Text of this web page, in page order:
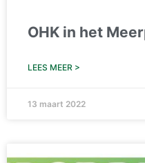
OHK in het
LEES MEER >
13 maart 2022